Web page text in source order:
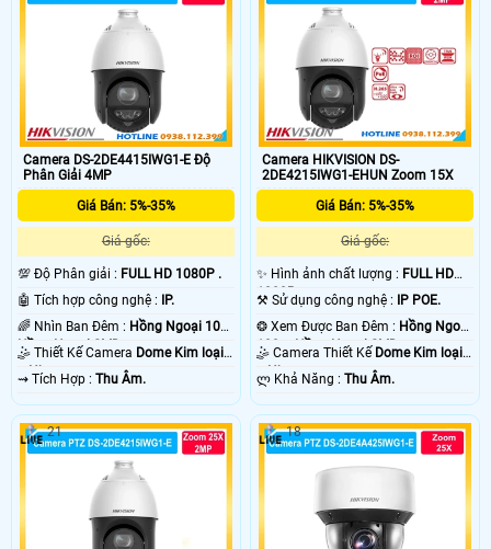
giải pháp quản lý không gian diện
rộng hoàn hảo cho các khu công
nghiệp, bãi xe hay dự án giao thông.
này mang lại khả năng quan sát
không góc chết, bảo vệ toàn diện
cho các công trình lớn, bãi xe hay
nhà xưởng của bạn.
Camera DS-2DE4415IWG1-E Độ
Phân Giải 4MP
Giá Bán: 5%-35%
Giá gốc:
💯 Độ Phân giải : FULL HD 1080P .
🤖️ Tích hợp công nghệ :
IP.
🌈 Nhìn Ban Đêm : Hồng Ngoại 10m
Hồng Ngoại SMD.
🤹 Thiết Kế Camera Dome Kim loại
+ Nhựa.
️⇝ Tích Hợp : Thu Âm.
Camera HIKVISION DS-
2DE4215IWG1-EHUN Zoom 15X
Giá Bán: 5%-35%
Giá gốc:
✨ Hình ảnh chất lượng : FULL HD
1080P .
⚒ Sử dụng công nghệ :
IP POE.
❂ Xem Được Ban Đêm : Hồng Ngoại
100m Hồng Ngoại SMD.
🤹 Camera Thiết Kế Dome Kim loại
+ Nhựa.
️ლ Khả Năng :Thu Âm.
21 18